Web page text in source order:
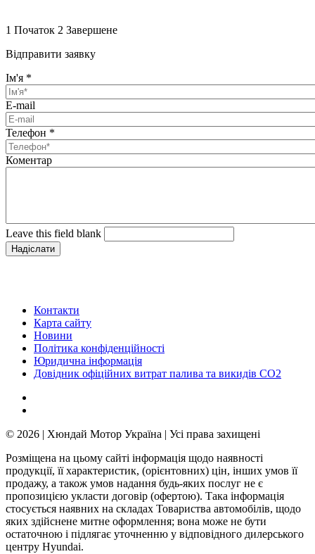
1 Початок 2 Завершене
Відправити заявку
Ім'я *
E-mail
Телефон *
Коментар
Leave this field blank
Контакти
Карта сайту
Новини
Політика конфіденційності
Юридична інформація
Довідник офіційних витрат палива та викидів СО2
© 2026 | Хюндай Мотор Україна | Усі права захищені
Розміщена на цьому сайті інформація щодо наявності
продукції, її характеристик, (орієнтовних) цін, інших умов її
продажу, а також умов надання будь-яких послуг не є
пропозицією укласти договір (офертою). Така інформація
стосується наявних на складах Товариства автомобілів, щодо
яких здійснене митне оформлення; вона може не бути
остаточною і підлягає уточненню у відповідного дилерського
центру Hyundai.